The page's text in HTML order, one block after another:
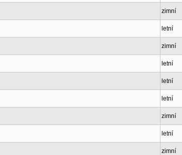
zimní
letní
zimní
letní
letní
letní
zimní
letní
zimní